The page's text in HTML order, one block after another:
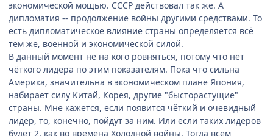
экономической мощью. СССР действовал так же. А
дипломатия -- продолжение войны другими средствами. То
есть дипломатическое влияние страны определяется всё
тем же, военной и экономической силой.
В данный момент не на кого ровняться, потому что нет
чёткого лидера по этим показателям. Пока что сильна
Америка, значительна в экономическом плане Япония,
набирает силу Китай, Корея, другие "бысторастущие"
страны. Мне кажется, если появится чёткий и очевидный
лидер, то, конечно, пойдут за ним. Или если таких лидеров
будет 2, как во времена Холодной войны. Тогда всем